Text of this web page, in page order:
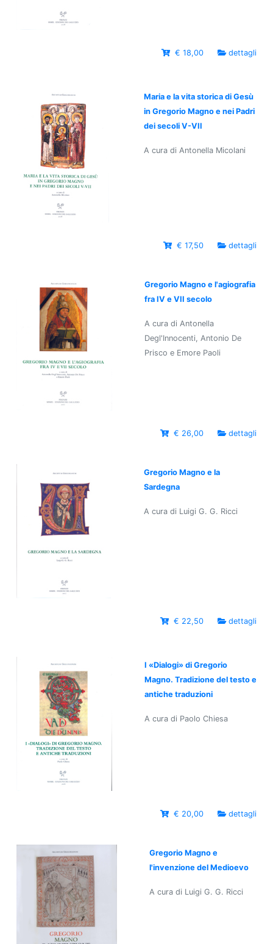
€ 18,00 dettagli
Maria e la vita storica di Gesù
in Gregorio Magno e nei Padri
dei secoli V-VII
A cura di Antonella Micolani
€ 17,50 dettagli
Gregorio Magno e l'agiografia
fra IV e VII secolo
A cura di Antonella
Degl'Innocenti, Antonio De
Prisco e Emore Paoli
€ 26,00 dettagli
Gregorio Magno e la
Sardegna
A cura di Luigi G. G. Ricci
€ 22,50 dettagli
I «Dialogi» di Gregorio
Magno. Tradizione del testo e
antiche traduzioni
A cura di Paolo Chiesa
€ 20,00 dettagli
Gregorio Magno e
l'invenzione del Medioevo
A cura di Luigi G. G. Ricci